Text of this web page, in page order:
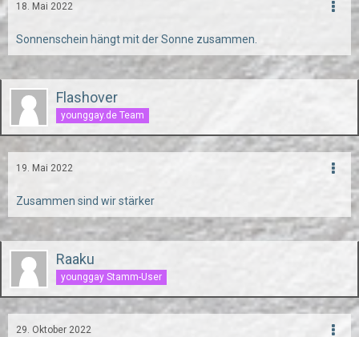
18. Mai 2022
Sonnenschein hängt mit der Sonne zusammen.
Flashover
younggay.de Team
19. Mai 2022
Zusammen sind wir stärker
Raaku
younggay Stamm-User
29. Oktober 2022